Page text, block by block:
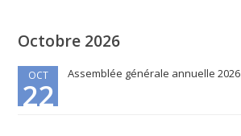
Octobre 2026
OCT
22
Assemblée générale annuelle 2026